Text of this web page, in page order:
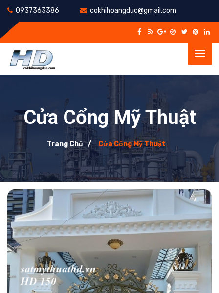
0937363386 cokhihoangduc@gmail.com
Cửa Cổng Mỹ Thuật
Trang Chủ Cửa Cổng Mỹ Thuật